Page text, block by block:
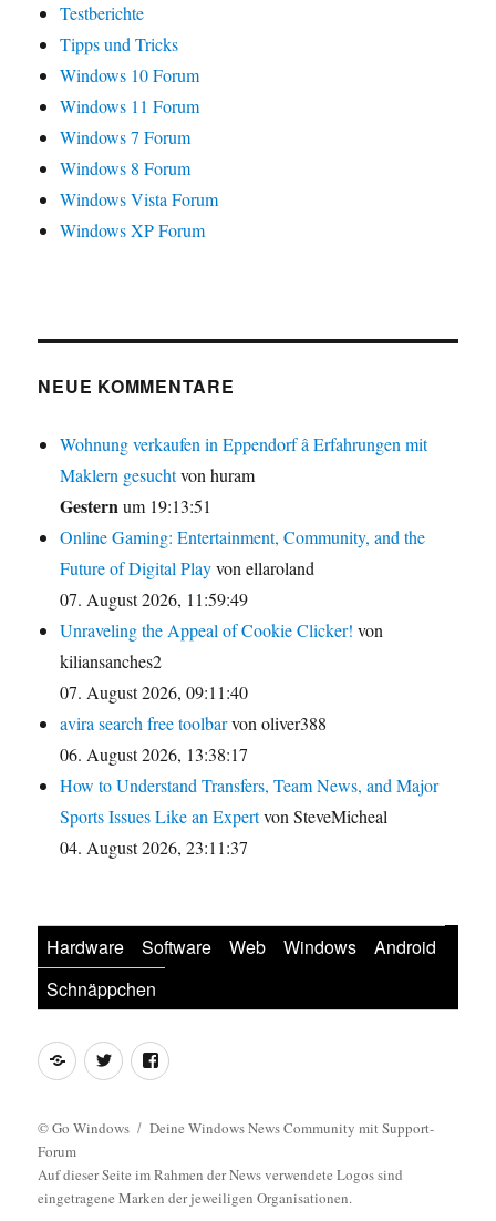
Testberichte
Tipps und Tricks
Windows 10 Forum
Windows 11 Forum
Windows 7 Forum
Windows 8 Forum
Windows Vista Forum
Windows XP Forum
NEUE KOMMENTARE
Wohnung verkaufen in Eppendorf â Erfahrungen mit
Maklern gesuchtvon huram
Gesternum 19:13:51
Online Gaming: Entertainment, Community, and the
Future of Digital Playvon ellaroland
07. August 2026, 11:59:49
Unraveling the Appeal of Cookie Clicker! von
kiliansanches2
07. August 2026, 09:11:40
avira search free toolbarvon oliver388
06. August 2026, 13:38:17
How to Understand Transfers, Team News, and Major
Sports Issues Like an Expertvon SteveMicheal
04. August 2026, 23:11:37
Hardware Software Web Windows
Android
Schnäppchen
Feed TwitterFacebook
©Go Windows
Deine Windows News Community mit Support-
Forum
Auf dieser Seite im Rahmen der News verwendete Logos sind
eingetragene Marken der jeweiligen Organisationen.